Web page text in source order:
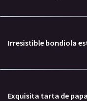
Irresistible bondiola
Exquisita tarta de